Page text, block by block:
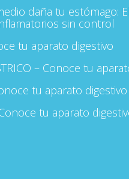
daña tu estómago:
sin control
tu aparato digestivo
– Conoce tu
tu aparato digestivo
tu aparato